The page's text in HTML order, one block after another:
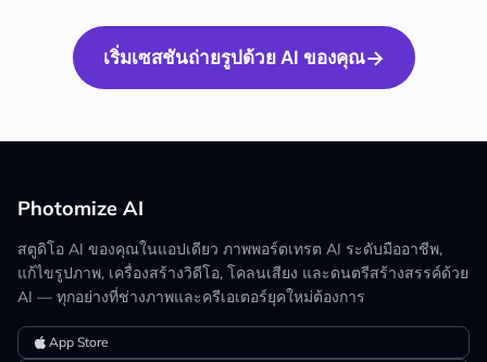
เริ่มเซสชันถ่ายรูปด้วย AI ของคุณ→
Photomize AI
สตูดิโอ AI ของคุณในแอปเดียว ภาพพอร์ตเทรต AI ระดับมืออาชีพ,
แก้ไขรูปภาพ, เครื่องสร้างวิดีโอ, โคลนเสียง และดนตรีสร้างสรรค์ด้วย
AI — ทุกอย่างที่ช่างภาพและครีเอเตอร์ยุคใหม่ต้องการ
apple App Store